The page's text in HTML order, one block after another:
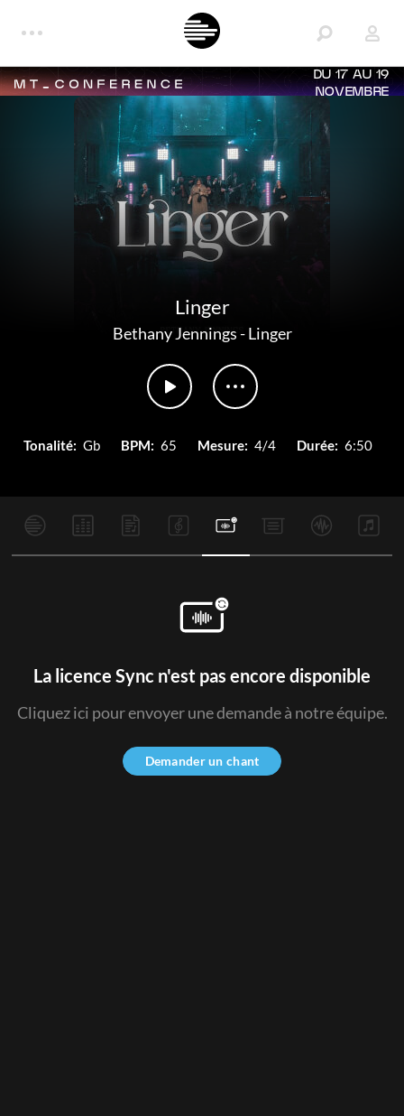
DU 17 AU 19
NOVEMBRE
Linger
Bethany Jennings-Linger
Tonalité: Gb BPM: 65 Mesure: 4/4 Durée: 6:50
La licence Sync n'est pas encore disponible
Cliquez ici pour envoyer une demande à notre équipe.
Demander un chant